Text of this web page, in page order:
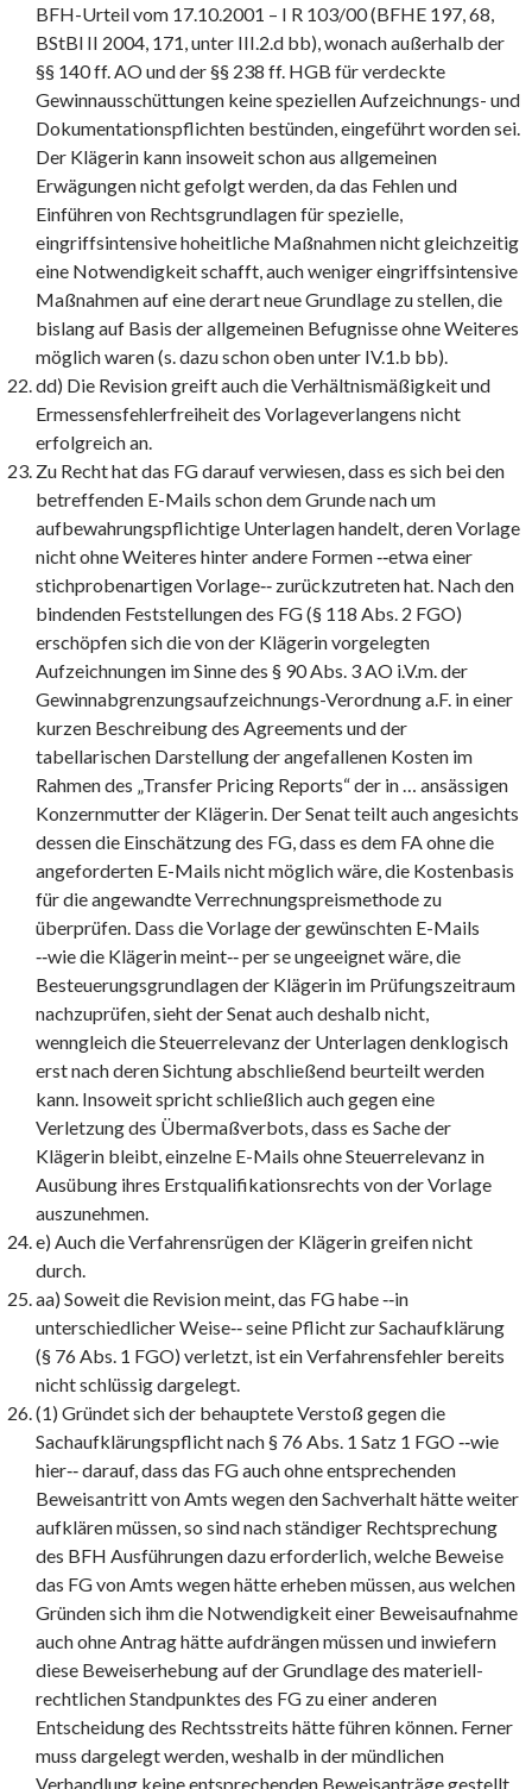
BFH-Urteil vom 17.10.2001 – I R 103/00 (BFHE 197, 68,
BStBl II 2004, 171, unter III.2.d bb), wonach außerhalb der
§§ 140 ff. AO und der §§ 238 ff. HGB für verdeckte
Gewinnausschüttungen keine speziellen Aufzeichnungs- und
Dokumentationspflichten bestünden, eingeführt worden sei.
Der Klägerin kann insoweit schon aus allgemeinen
Erwägungen nicht gefolgt werden, da das Fehlen und
Einführen von Rechtsgrundlagen für spezielle,
eingriffsintensive hoheitliche Maßnahmen nicht gleichzeitig
eine Notwendigkeit schafft, auch weniger eingriffsintensive
Maßnahmen auf eine derart neue Grundlage zu stellen, die
bislang auf Basis der allgemeinen Befugnisse ohne Weiteres
möglich waren (s. dazu schon oben unter IV.1.b bb).
dd) Die Revision greift auch die Verhältnismäßigkeit und
Ermessensfehlerfreiheit des Vorlageverlangens nicht
erfolgreich an.
Zu Recht hat das FG darauf verwiesen, dass es sich bei den
betreffenden E-Mails schon dem Grunde nach um
aufbewahrungspflichtige Unterlagen handelt, deren Vorlage
nicht ohne Weiteres hinter andere Formen ‑‑etwa einer
stichprobenartigen Vorlage‑‑ zurückzutreten hat. Nach den
bindenden Feststellungen des FG (§ 118 Abs. 2 FGO)
erschöpfen sich die von der Klägerin vorgelegten
Aufzeichnungen im Sinne des § 90 Abs. 3 AO i.V.m. der
Gewinnabgrenzungsaufzeichnungs-Verordnung a.F. in einer
kurzen Beschreibung des Agreements und der
tabellarischen Darstellung der angefallenen Kosten im
Rahmen des „Transfer Pricing Reports“ der in … ansässigen
Konzernmutter der Klägerin. Der Senat teilt auch angesichts
dessen die Einschätzung des FG, dass es dem FA ohne die
angeforderten E-Mails nicht möglich wäre, die Kostenbasis
für die angewandte Verrechnungspreismethode zu
überprüfen. Dass die Vorlage der gewünschten E-Mails
‑‑wie die Klägerin meint‑‑ per se ungeeignet wäre, die
Besteuerungsgrundlagen der Klägerin im Prüfungszeitraum
nachzuprüfen, sieht der Senat auch deshalb nicht,
wenngleich die Steuerrelevanz der Unterlagen denklogisch
erst nach deren Sichtung abschließend beurteilt werden
kann. Insoweit spricht schließlich auch gegen eine
Verletzung des Übermaßverbots, dass es Sache der
Klägerin bleibt, einzelne E-Mails ohne Steuerrelevanz in
Ausübung ihres Erstqualifikationsrechts von der Vorlage
auszunehmen.
e) Auch die Verfahrensrügen der Klägerin greifen nicht
durch.
aa) Soweit die Revision meint, das FG habe ‑‑in
unterschiedlicher Weise‑‑ seine Pflicht zur Sachaufklärung
(§ 76 Abs. 1 FGO) verletzt, ist ein Verfahrensfehler bereits
nicht schlüssig dargelegt.
(1) Gründet sich der behauptete Verstoß gegen die
Sachaufklärungspflicht nach § 76 Abs. 1 Satz 1 FGO ‑‑wie
hier‑‑ darauf, dass das FG auch ohne entsprechenden
Beweisantritt von Amts wegen den Sachverhalt hätte weiter
aufklären müssen, so sind nach ständiger Rechtsprechung
des BFH Ausführungen dazu erforderlich, welche Beweise
das FG von Amts wegen hätte erheben müssen, aus welchen
Gründen sich ihm die Notwendigkeit einer Beweisaufnahme
auch ohne Antrag hätte aufdrängen müssen und inwiefern
diese Beweiserhebung auf der Grundlage des materiell-
rechtlichen Standpunktes des FG zu einer anderen
Entscheidung des Rechtsstreits hätte führen können. Ferner
muss dargelegt werden, weshalb in der mündlichen
Verhandlung keine entsprechenden Beweisanträge gestellt